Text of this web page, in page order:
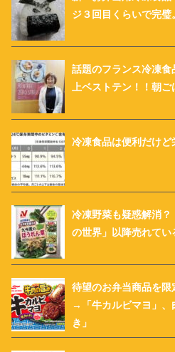
ジ３回目くらいで完
話題のフランス冷凍
上ベストテン！！朝
冷凍食品は便利だけど
冷凍野菜も疑惑解消
の世界」以降売れてい
待望のお弁当商品を
→「牛カルビマヨ」
き」